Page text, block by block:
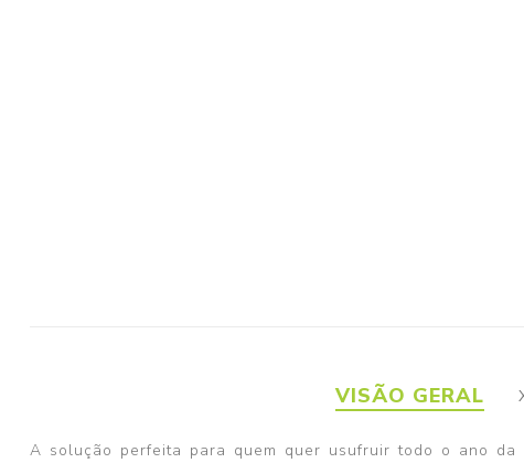
VISÃO GERAL
A solução perfeita para quem quer usufruir todo o ano